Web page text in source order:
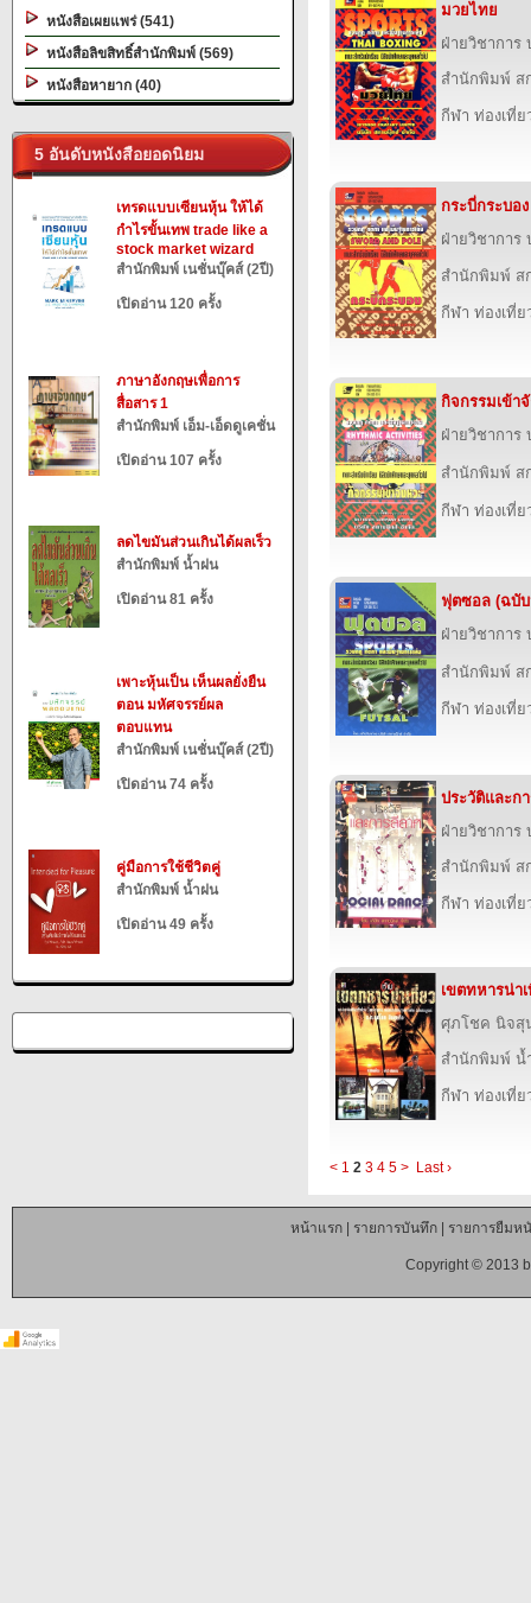
หนังสือเผยแพร่ (541)
หนังสือลิขสิทธิ์สำนักพิมพ์ (569)
หนังสือหายาก (40)
5 อันดับหนังสือยอดนิยม
เทรดแบบเซียนหุ้น ให้ได้
กำไรขั้นเทพ trade like a
stock market wizard
สำนักพิมพ์ เนชั่นบุ๊คส์ (2ปี)
เปิดอ่าน 120 ครั้ง
ภาษาอังกฤษเพื่อการ
สื่อสาร 1
สำนักพิมพ์ เอ็ม-เอ็ดดูเคชั่น
เปิดอ่าน 107 ครั้ง
ลดไขมันส่วนเกินได้ผลเร็ว
สำนักพิมพ์ น้ำฝน
เปิดอ่าน 81 ครั้ง
เพาะหุ้นเป็น เห็นผลยั่งยืน
ตอน มหัศจรรย์ผล
ตอบแทน
สำนักพิมพ์ เนชั่นบุ๊คส์ (2ปี)
เปิดอ่าน 74 ครั้ง
คู่มือการใช้ชีวิตคู่
สำนักพิมพ์ น้ำฝน
เปิดอ่าน 49 ครั้ง
มวยไทย
ฝ่ายวิชาการ
สำนักพิมพ์ ส
กีฬา ท่องเที่
กระบี่กระบอง
ฝ่ายวิชาการ
สำนักพิมพ์ ส
กีฬา ท่องเที่
กิจกรรมเข้า
ฝ่ายวิชาการ
สำนักพิมพ์ ส
กีฬา ท่องเที่
ฟุตซอล (ฉบับ
ฝ่ายวิชาการ
สำนักพิมพ์ ส
กีฬา ท่องเที่
ประวัติและก
ฝ่ายวิชาการ
สำนักพิมพ์ ส
กีฬา ท่องเที่
เขตทหารน่า
ศุภโชค นิจสุ
สำนักพิมพ์ น้
กีฬา ท่องเที่
< 1 2 3 4 5 > Last ›
หน้าแรก| รายการบันทึก| รายการยืมห
Copyright © 2013